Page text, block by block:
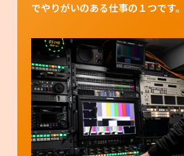
でやりがいのある仕事の１つです。